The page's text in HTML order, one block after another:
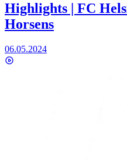
Highlights | FC
Horsens
06.05.2024